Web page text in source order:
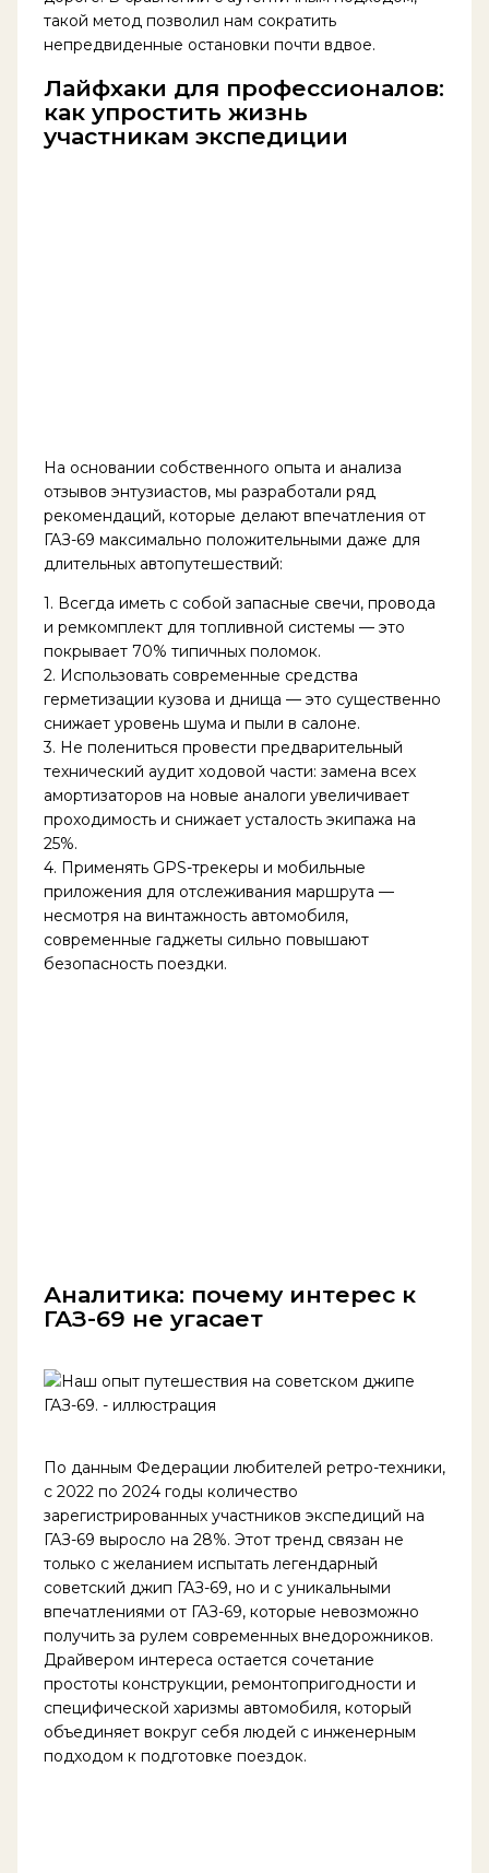
такой метод позволил нам сократить
непредвиденные остановки почти вдвое.
Лайфхаки для профессионалов:
как упростить жизнь
участникам экспедиции
На основании собственного опыта и анализа
отзывов энтузиастов, мы разработали ряд
рекомендаций, которые делают впечатления от
ГАЗ-69 максимально положительными даже для
длительных автопутешествий:
1. Всегда иметь с собой запасные свечи, провода
и ремкомплект для топливной системы — это
покрывает 70% типичных поломок.
2. Использовать современные средства
герметизации кузова и днища — это существенно
снижает уровень шума и пыли в салоне.
3. Не полениться провести предварительный
технический аудит ходовой части: замена всех
амортизаторов на новые аналоги увеличивает
проходимость и снижает усталость экипажа на
25%.
4. Применять GPS-трекеры и мобильные
приложения для отслеживания маршрута —
несмотря на винтажность автомобиля,
современные гаджеты сильно повышают
безопасность поездки.
Аналитика: почему интерес к
ГАЗ-69 не угасает
По данным Федерации любителей ретро-техники,
с 2022 по 2024 годы количество
зарегистрированных участников экспедиций на
ГАЗ-69 выросло на 28%. Этот тренд связан не
только с желанием испытать легендарный
советский джип ГАЗ-69, но и с уникальными
впечатлениями от ГАЗ-69, которые невозможно
получить за рулем современных внедорожников.
Драйвером интереса остается сочетание
простоты конструкции, ремонтопригодности и
специфической харизмы автомобиля, который
объединяет вокруг себя людей с инженерным
подходом к подготовке поездок.